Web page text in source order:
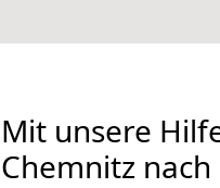
Mit unsere
Chemnitz